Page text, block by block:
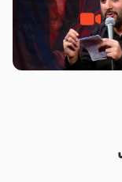
من عاشق کربلاتم
– شب هفتم – محرم